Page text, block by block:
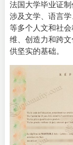
法国大学毕业证制
涉及文学、语言
等多个人文和社
维、创造力和跨
供坚实的基础。